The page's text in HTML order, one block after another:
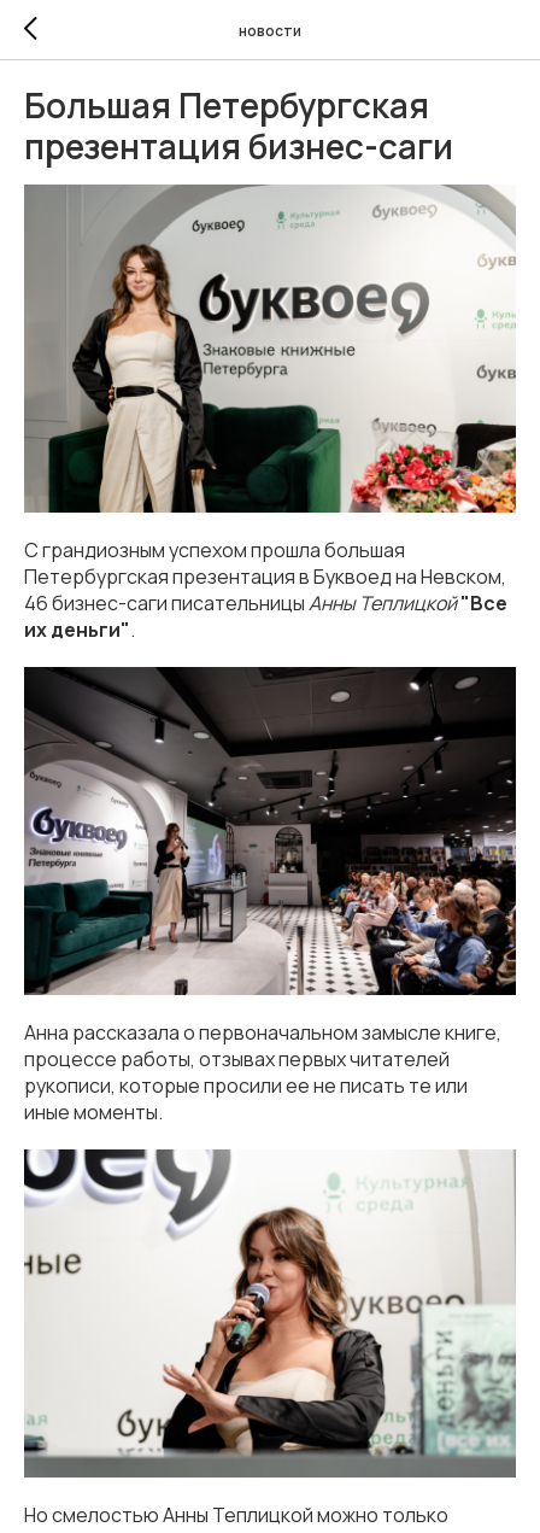
новости
Большая Петербургская
презентация бизнес-саги
С грандиозным успехом прошла большая
Петербургская презентация в Буквоед на Невском,
46 бизнес-саги писательницыАнны Теплицкой"Все
их деньги".
Анна рассказала о первоначальном замысле книге,
процессе работы, отзывах первых читателей
рукописи, которые просили ее не писать те или
иные моменты.
Но смелостью Анны Теплицкой можно только